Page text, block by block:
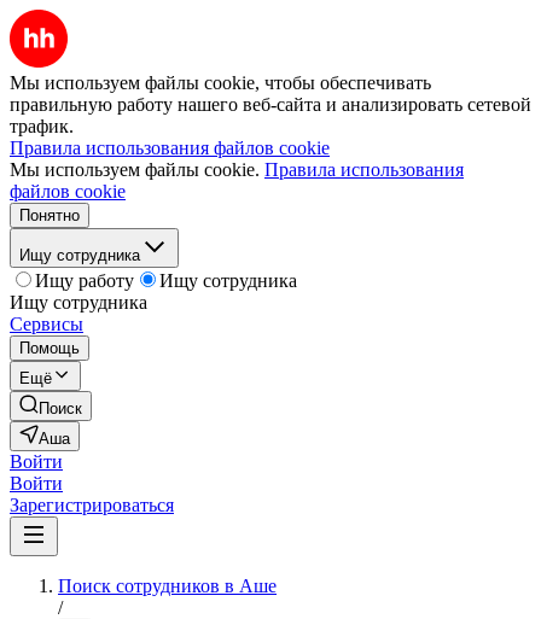
Мы используем файлы cookie, чтобы обеспечивать
правильную работу нашего веб-сайта и анализировать сетевой
трафик.
Правила использования файлов cookie
Мы используем файлы cookie. Правила использования
файлов cookie
Понятно
Ищу сотрудника
Ищу работу
Ищу сотрудника
Ищу сотрудника
Сервисы
Помощь
Ещё
Поиск
Аша
Войти
Войти
Зарегистрироваться
Поиск сотрудников в Аше
/